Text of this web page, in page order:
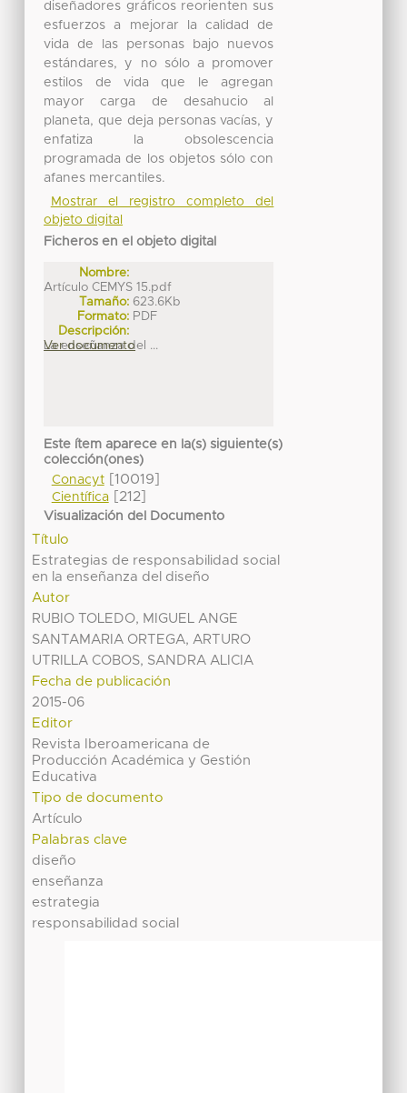
diseñadores gráficos reorienten sus
esfuerzos a mejorar la calidad de
vida de las personas bajo nuevos
estándares, y no sólo a promover
estilos de vida que le agregan
mayor carga de desahucio al
planeta, que deja personas vacías, y
enfatiza la obsolescencia
programada de los objetos sólo con
afanes mercantiles.
Mostrar el registro completo del
objeto digital
Ficheros en el objeto digital
Nombre:
Artículo CEMYS 15.pdf
Tamaño: 623.6Kb
Formato: PDF
Descripción:
La enseñanza del ...
Ver documento
Este ítem aparece en la(s) siguiente(s)
colección(ones)
Conacyt[10019]
Científica[212]
Visualización del Documento
Título
Estrategias de responsabilidad social
en la enseñanza del diseño
Autor
RUBIO TOLEDO, MIGUEL ANGE
SANTAMARIA ORTEGA, ARTURO
UTRILLA COBOS, SANDRA ALICIA
Fecha de publicación
2015-06
Editor
Revista Iberoamericana de
Producción Académica y Gestión
Educativa
Tipo de documento
Artículo
Palabras clave
diseño
enseñanza
estrategia
responsabilidad social